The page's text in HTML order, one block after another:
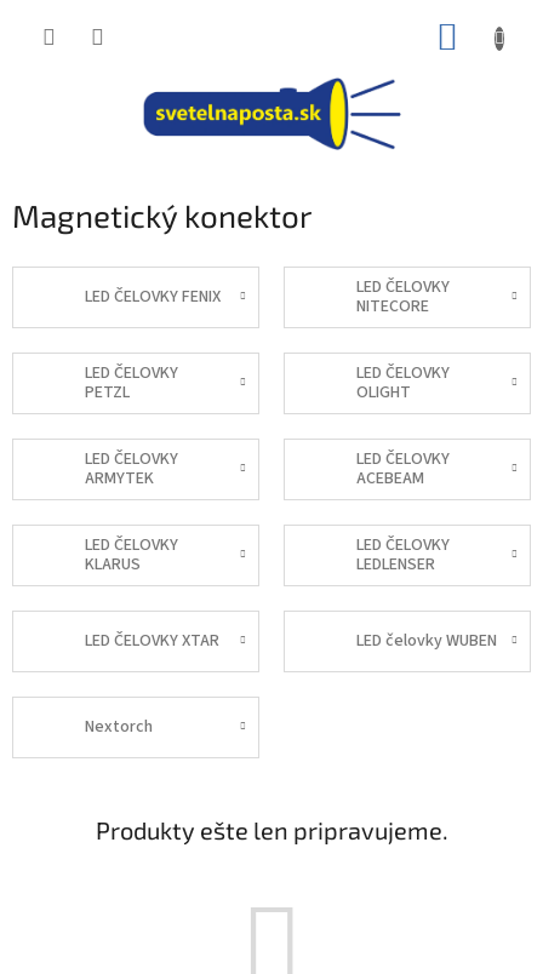
Magnetický konektor
LED ČELOVKY FENIX
LED ČELOVKY
NITECORE
LED ČELOVKY
PETZL
LED ČELOVKY
OLIGHT
LED ČELOVKY
ARMYTEK
LED ČELOVKY
ACEBEAM
LED ČELOVKY
KLARUS
LED ČELOVKY
LEDLENSER
LED ČELOVKY XTAR LED čelovky WUBEN
Nextorch
Produkty ešte len pripravujeme.